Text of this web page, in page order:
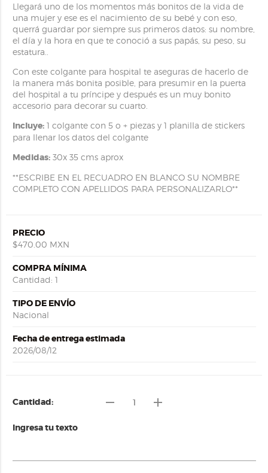
Llegará uno de los momentos más bonitos de la vida de
una mujer y ese es el nacimiento de su bebé y con eso,
querrá guardar por siempre sus primeros datos: su nombre,
el día y la hora en que te conoció a sus papás, su peso, su
estatura..
Con este colgante para hospital te aseguras de hacerlo de
la manera más bonita posible, para presumir en la puerta
del hospital a tu príncipe y después es un muy bonito
accesorio para decorar su cuarto.
Incluye:1 colgante con 5 o + piezas y 1 planilla de stickers
para llenar los datos del colgante
Medidas:30x 35 cms aprox
**ESCRIBE EN EL RECUADRO EN BLANCO SU NOMBRE
COMPLETO CON APELLIDOS PARA PERSONALIZARLO**
PRECIO
$470.00 MXN
COMPRA MÍNIMA
Cantidad: 1
TIPO DE ENVÍO
Nacional
Fecha de entrega estimada
2026/08/12
Cantidad: remove add
Ingresa tu texto